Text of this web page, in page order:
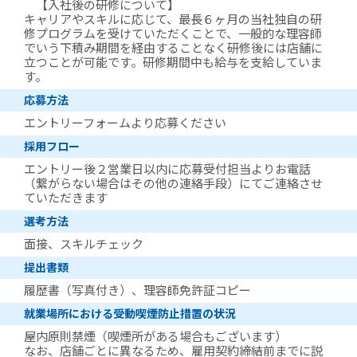
【入社後の研修について】
キャリアやスキルに応じて、最長６ヶ月の当社独自の研
修プログラムを受けていただくことで、一般的な理容師
でいう下積み期間を経由することなく研修後には店舗に
立つことが可能です。研修期間中も給与を支給していま
す。
応募方法
エントリーフォームより応募ください
採用フロー
エントリー後２営業日以内に応募受付担当よりお電話
（繋がらない場合はその他の連絡手段）にてご連絡させ
ていただきます
選考方法
面接、スキルチェック
提出書類
履歴書（写真付き）、理容師免許証コピー
就業場所における受動喫煙防止措置の状況
屋内原則禁煙（喫煙所がある場合もございます）
なお、店舗ごとに異なるため、雇用契約締結前までに説